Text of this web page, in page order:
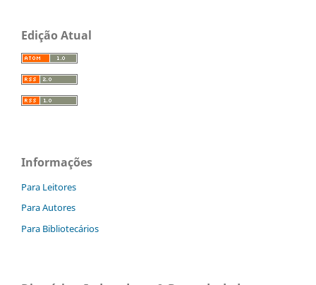
Edição Atual
Informações
Para Leitores
Para Autores
Para Bibliotecários